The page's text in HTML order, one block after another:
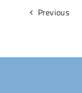
Previous